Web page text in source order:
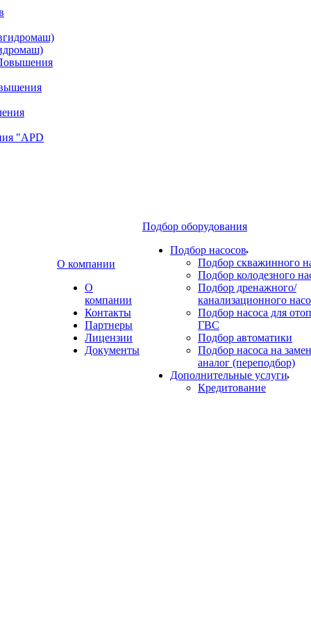
"APD
О компании
О
компании
Контакты
Партнеры
Лицензии
Документы
Подбор оборудования
Подбор насосов
Подбор скважинного
Подбор колодезного
Подбор дренажного/
канализационного
Подбор насоса для
ГВС
Подбор автоматики
Подбор насоса на
аналог (переподбор)
Дополнительные услуги
Кредитование